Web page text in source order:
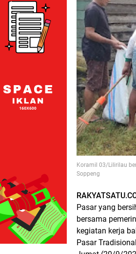
Koramil 03/Lilirilau
Soppeng
Pasar yang
bersama
kegiatan kerja
Pasar